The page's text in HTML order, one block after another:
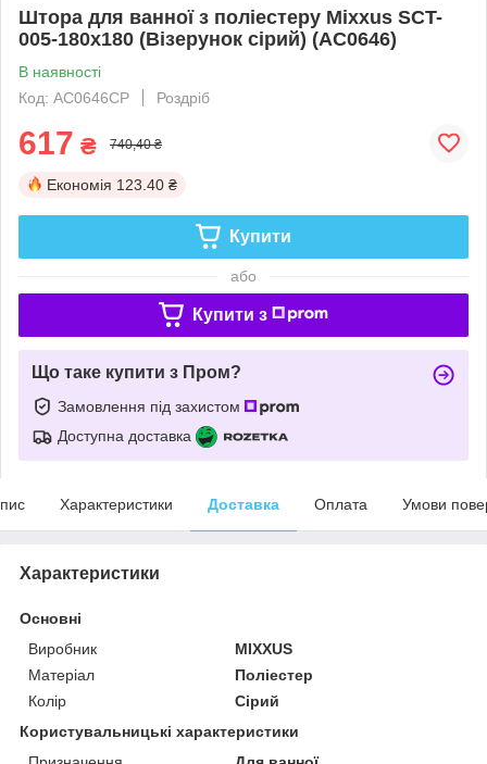
Штора для ванної з поліестеру Mixxus SCT-
005-180x180 (Візерунок сірий) (AC0646)
В наявності
Код: AC0646CP
Роздріб
617 ₴ 740,40 ₴
Економія 123.40 ₴
Купити
або
Купити з
Що таке купити з Пром?
Замовлення під захистом
Доступна доставка
Характеристики Доставка Оплата Умови
Характеристики
Основні
Виробник
MIXXUS
Матеріал
Поліестер
Колір
Сірий
Користувальницькі характеристики